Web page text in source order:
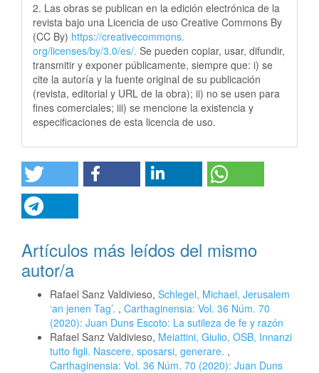
2. Las obras se publican en la edición electrónica de la
revista bajo una Licencia de uso Creative Commons By
(CC By) https://creativecommons.
org/licenses/by/3.0/es/. Se pueden copiar, usar, difundir,
transmitir y exponer públicamente, siempre que: i) se
cite la autoría y la fuente original de su publicación
(revista, editorial y URL de la obra); ii) no se usen para
fines comerciales; iii) se mencione la existencia y
especificaciones de esta licencia de uso.
Artículos más leídos del mismo
autor/a
Rafael Sanz Valdivieso, Schlegel, Michael, Jerusalem
‘an jenen Tag’. , Carthaginensia: Vol. 36 Núm. 70
(2020): Juan Duns Escoto: La sutileza de fe y razón
Rafael Sanz Valdivieso, Meiattini, Giulio, OSB, Innanzi
tutto figli. Nascere, sposarsi, generare. ,
Carthaginensia: Vol. 36 Núm. 70 (2020): Juan Duns